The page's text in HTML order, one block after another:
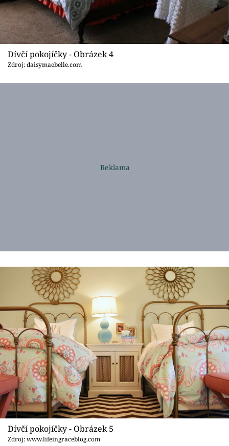
Dívčí pokojíčky - Obrázek 4
Zdroj: daisymaebelle.com
Dívčí pokojíčky - Obrázek 5
Zdroj: www.lifeingraceblog.com